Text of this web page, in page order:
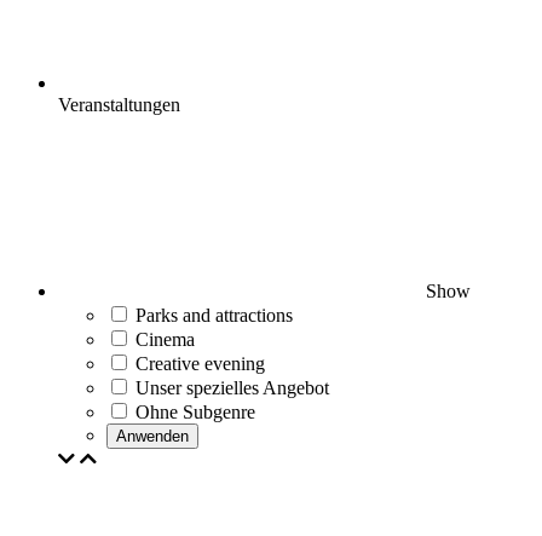
Veranstaltungen
Show
Parks and attractions
Cinema
Creative evening
Unser spezielles Angebot
Ohne Subgenre
Anwenden